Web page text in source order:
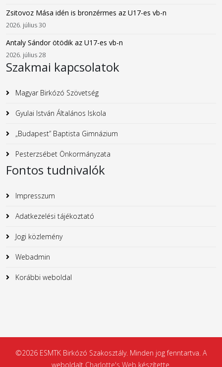
Zsitovoz Mása idén is bronzérmes az U17-es vb-n
2026. július 30
Antaly Sándor ötödik az U17-es vb-n
2026. július 28
Szakmai kapcsolatok
Magyar Birkózó Szövetség
Gyulai István Általános Iskola
„Budapest” Baptista Gimnázium
Pesterzsébet Önkormányzata
Fontos tudnivalók
Impresszum
Adatkezelési tájékoztató
Jogi közlemény
Webadmin
Korábbi weboldal
©2026 ESMTK Birkózó Szakosztály. Minden jog fenntartva. A
weboldalt Charlotte's Web készítette.